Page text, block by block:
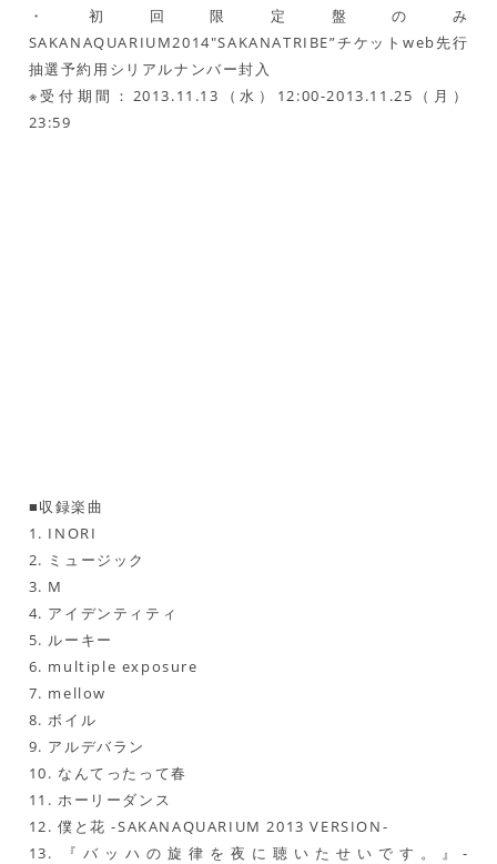
・初回限定盤のみ
SAKANAQUARIUM2014″SAKANATRIBE”チケットweb先行
抽選予約用シリアルナンバー封入
※受付期間：2013.11.13（水）12:00-2013.11.25（月）
23:59
■収録楽曲
1. INORI
2. ミュージック
3. M
4. アイデンティティ
5. ルーキー
6. multiple exposure
7. mellow
8. ボイル
9. アルデバラン
10. なんてったって春
11. ホーリーダンス
12. 僕と花 -SAKANAQUARIUM 2013 VERSION-
13. 『バッハの旋律を夜に聴いたせいです。』-